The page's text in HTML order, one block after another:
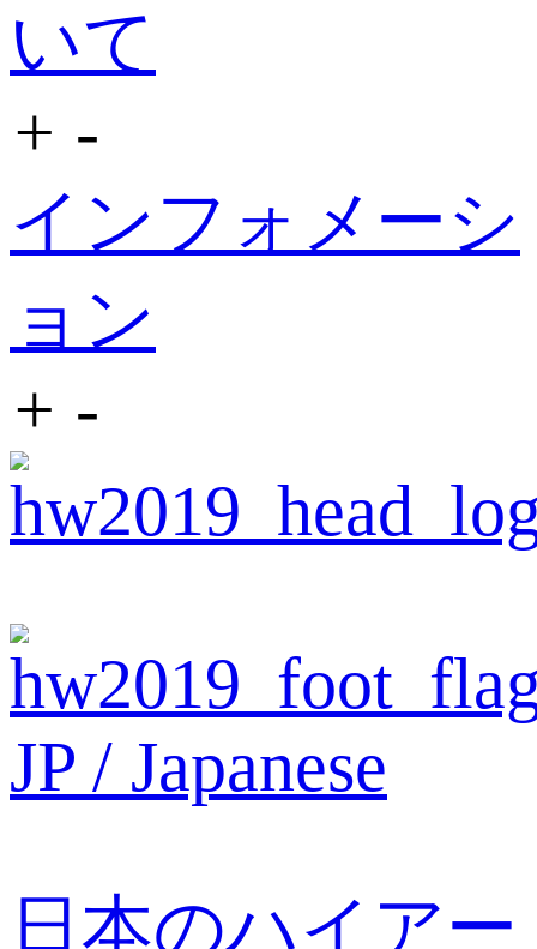
いて
+ -
インフォメーシ
ョン
+ -
JP / Japanese
日本のハイアー